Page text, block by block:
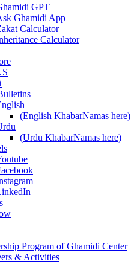
GPT
Ghamidi App
Calculator
Calculator
(English KhabarNamas here)
(Urdu KhabarNamas here)
Program of Ghamidi Center
& Activities